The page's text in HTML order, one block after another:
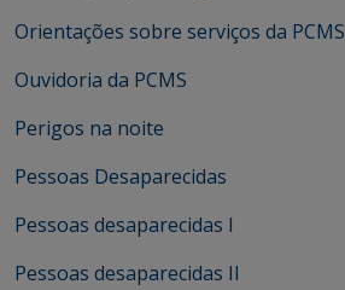
Orientações sobre serviços da PCMS
Ouvidoria da PCMS
Perigos na noite
Pessoas Desaparecidas
Pessoas desaparecidas I
Pessoas desaparecidas II